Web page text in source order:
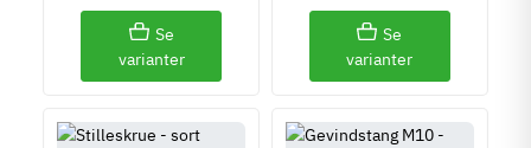
Se
varianter
Se
varianter